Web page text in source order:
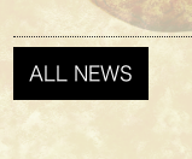
ALL NEWS